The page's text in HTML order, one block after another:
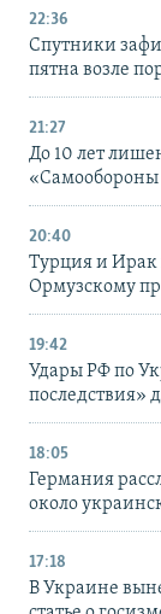
22:36
Спутники
пятна возле
21:27
До 10 лет
«Самообороны
20:40
Турция и Ирак
Ормузскому
19:42
Удары РФ по
последствия»
18:05
Германия
около
17:18
В Украине